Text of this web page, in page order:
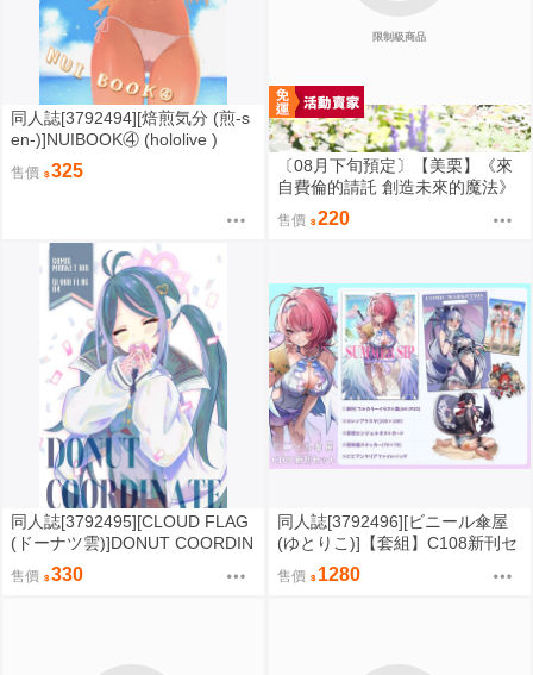
同人誌[3792494][焙煎気分 (煎‐s
en‐)]NUIBOOK④ (hololive )
售價 325
限制級商品
〔08月下旬預定〕【美栗】《來
自費倫的請託 創造未來的魔法》
B5/32P黑白內頁/繁體中文/無修
正⬢黑市兔－心動大鳥團 (parod
售價 220
同人誌[3792495][CLOUD FLAG
(ドーナツ雲)]DONUT COORDIN
ATE (蔚藍檔案)
售價 330
同人誌[3792496][ビニール傘屋
(ゆとりこ)]【套組】C108新刊セ
ット (絕區零)
售價 1280